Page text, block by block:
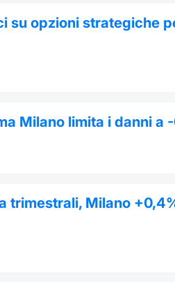
su opzioni strategiche
Milano limita i danni a
trimestrali, Milano